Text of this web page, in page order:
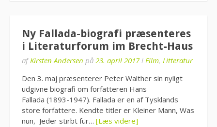
Ny Fallada-biografi præsenteres
i Literaturforum im Brecht-Haus
afKirsten Andersen på 23. april 2017i Film, Litteratur
Den 3. maj præsenterer Peter Walther sin nyligt
udgivne biografi om forfatteren Hans
Fallada (1893-1947). Fallada er en af Tysklands
store forfattere. Kendte titler er Kleiner Mann, Was
nun, Jeder stirbt für… [Læs videre]